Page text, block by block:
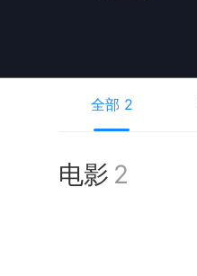
全部 2
电影 2